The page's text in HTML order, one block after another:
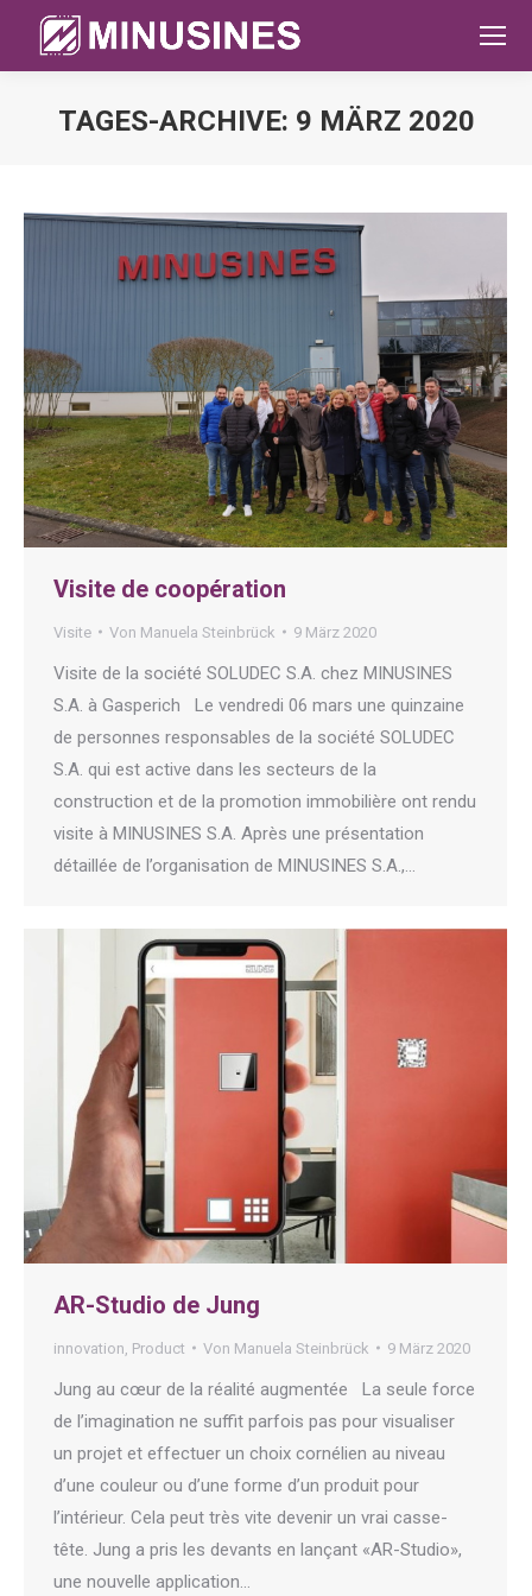
TAGES-ARCHIVE: 9 MÄRZ 2020
Visite de coopération
Visite Von Manuela Steinbrück 9 März 2020
Visite de la société SOLUDEC S.A. chez MINUSINES
S.A. à Gasperich Le vendredi 06 mars une quinzaine
de personnes responsables de la société SOLUDEC
S.A. qui est active dans les secteurs de la
construction et de la promotion immobilière ont rendu
visite à MINUSINES S.A. Après une présentation
détaillée de l’organisation de MINUSINES S.A.,…
AR-Studio de Jung
innovation Product Von Manuela Steinbrück 9 März 2020
Jung au cœur de la réalité augmentée La seule force
de l’imagination ne suffit parfois pas pour visualiser
un projet et effectuer un choix cornélien au niveau
d’une couleur ou d’une forme d’un produit pour
l’intérieur. Cela peut très vite devenir un vrai casse-
tête. Jung a pris les devants en lançant «AR-Studio»,
une nouvelle application…